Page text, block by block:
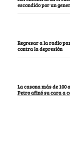
escondido por un
Regresar a la radio
contra la depresión
La casona más de 100
Petro afinó su cara a